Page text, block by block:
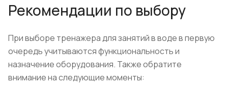
Рекомендации по выбору
При выборе тренажера для занятий в воде в первую
очередь учитываются функциональность и
назначение оборудования. Также обратите
внимание на следующие моменты: